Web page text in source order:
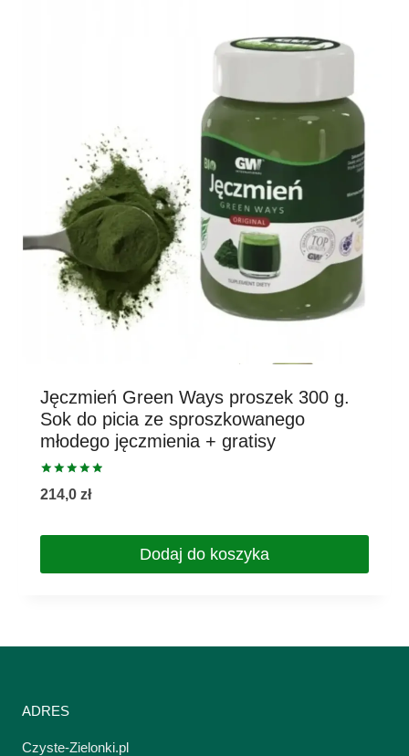
Jęczmień Green Ways proszek 300 g.
Sok do picia ze sproszkowanego
młodego jęczmienia + gratisy
Oceniono
5.00
214,0 zł
Dodaj do koszyka
ADRES
Czyste-Zielonki.pl